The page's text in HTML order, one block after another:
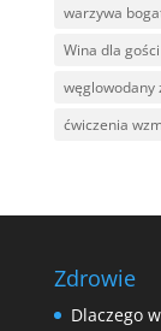
warzywa
Wina dla
węglowodany
ćwiczenia
Zdrowie
Dlaczego